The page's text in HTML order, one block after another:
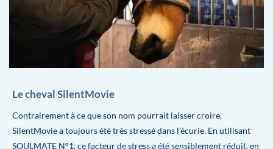
Le cheval SilentMovie
Contrairement à ce que son nom pourrait laisser croire,
SilentMovie a toujours été très stressé dans l’écurie. En utilisant
SOULMATE N°1, ce facteur de stress a été sensiblement réduit, en